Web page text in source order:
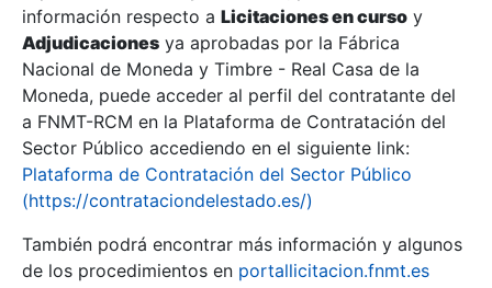
Mostra/Amaga
información respecto a Licitaciones en curso y
Adjudicaciones ya aprobadas por la Fábrica
Nacional de Moneda y Timbre - Real Casa de la
Moneda, puede acceder al perfil del contratante del
a FNMT-RCM en la Plataforma de Contratación del
Sector Público accediendo en el siguiente link:
Plataforma de Contratación del Sector Público
(https://contrataciondelestado.es/)
También podrá encontrar más información y algunos
de los procedimientos en portallicitacion.fnmt.es